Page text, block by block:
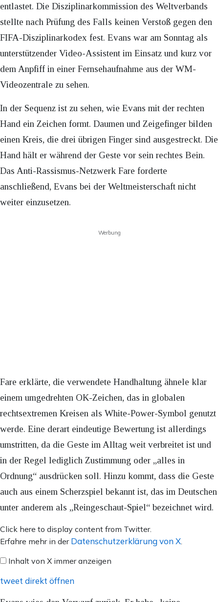
entlastet. Die Disziplinarkommission des Weltverbands
stellte nach Prüfung des Falls keinen Verstoß gegen den
FIFA-Disziplinarkodex fest. Evans war am Sonntag als
unterstützender Video-Assistent im Einsatz und kurz vor
dem Anpfiff in einer Fernsehaufnahme aus der WM-
Videozentrale zu sehen.
In der Sequenz ist zu sehen, wie Evans mit der rechten
Hand ein Zeichen formt. Daumen und Zeigefinger bilden
einen Kreis, die drei übrigen Finger sind ausgestreckt. Die
Hand hält er während der Geste vor sein rechtes Bein.
Das Anti-Rassismus-Netzwerk Fare forderte
anschließend, Evans bei der Weltmeisterschaft nicht
weiter einzusetzen.
Werbung
Fare erklärte, die verwendete Handhaltung ähnele klar
einem umgedrehten OK-Zeichen, das in globalen
rechtsextremen Kreisen als White-Power-Symbol genutzt
werde. Eine derart eindeutige Bewertung ist allerdings
umstritten, da die Geste im Alltag weit verbreitet ist und
in der Regel lediglich Zustimmung oder „alles in
Ordnung“ ausdrücken soll. Hinzu kommt, dass die Geste
auch aus einem Scherzspiel bekannt ist, das im Deutschen
unter anderem als „Reingeschaut-Spiel“ bezeichnet wird.
Inhalt
von
anzeigen
Click here to display content from Twitter.
Erfahre mehr in der Datenschutzerklärung von X.
Inhalt von X immer anzeigen
tweet direkt öffnen